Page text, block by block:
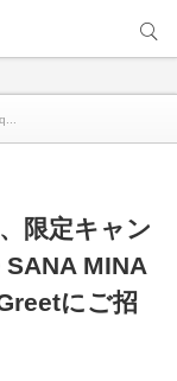
限定キャン
MINA
にご招